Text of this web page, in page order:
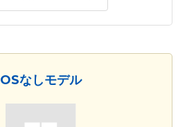
OSなしモデル